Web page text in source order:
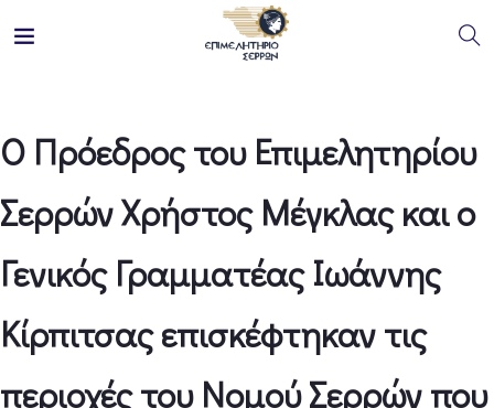
Ο Πρόεδρος του Επιμελητηρίου
Σερρών Χρήστος Μέγκλας και ο
Γενικός Γραμματέας Ιωάννης
Κίρπιτσας επισκέφτηκαν τις
περιοχές του Νομού Σερρών που